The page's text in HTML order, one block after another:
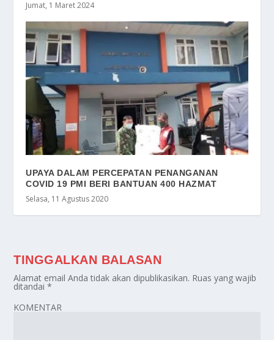
Jumat, 1 Maret 2024
UPAYA DALAM PERCEPATAN PENANGANAN
COVID 19 PMI BERI BANTUAN 400 HAZMAT
Selasa, 11 Agustus 2020
TINGGALKAN BALASAN
Alamat email Anda tidak akan dipublikasikan. Ruas yang wajib
ditandai*
KOMENTAR